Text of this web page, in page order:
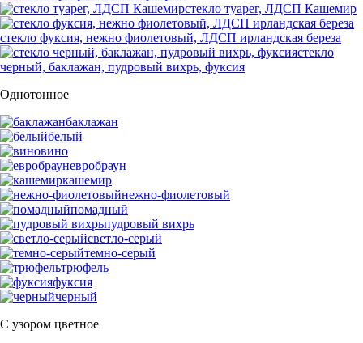
стекло туарег, ЛДСП Кашемир
стекло фуксия, нежно фиолетовый, ЛДСП ирландская береза
стекло
черный, баклажан, пудровый вихрь, фуксия
Однотонное
баклажан
белый
вино
евробраун
кашемир
нежно-фиолетовый
помадный
пудровый вихрь
светло-серый
темно-серый
трюфель
фуксия
черный
С узором цветное